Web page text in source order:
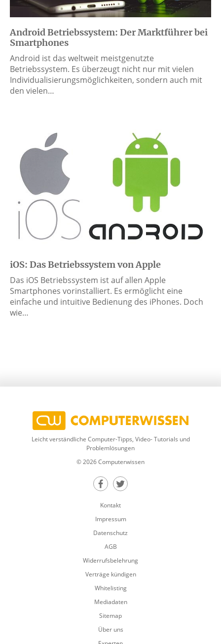
Android Betriebssystem: Der Marktführer bei
Smartphones
Android ist das weltweit meistgenutzte
Betriebssystem. Es überzeugt nicht nur mit vielen
Individualisierungsmöglichkeiten, sondern auch mit
den vielen…
iOS: Das Betriebssystem von Apple
Das iOS Betriebssystem ist auf allen Apple
Smartphones vorinstalliert. Es ermöglicht eine
einfache und intuitive Bedienung des iPhones. Doch
wie…
Leicht verständliche Computer-Tipps, Video- Tutorials und
Problemlösungen
© 2026 Computerwissen
Teilen auf Facebook
Teilen auf Twitter
Kontakt
Impressum
Datenschutz
AGB
Widerrufsbelehrung
Verträge kündigen
Whitelisting
Mediadaten
Sitemap
Über uns